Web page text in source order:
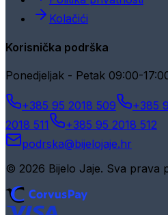
Kolačići
Korisnička podrška
Ponedjeljak - Petak 09:00-
+385 95 2018 509 +385
2018 511
+385 95 2018 512
podrska@bijelojaje.hr
© 2026 Bijelo Jaje. Sva prava